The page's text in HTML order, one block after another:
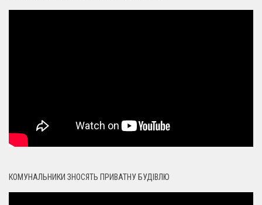
КОМУНАЛЬНИКИ ЗНОСЯТЬ ПРИВАТНУ БУДІВЛЮ